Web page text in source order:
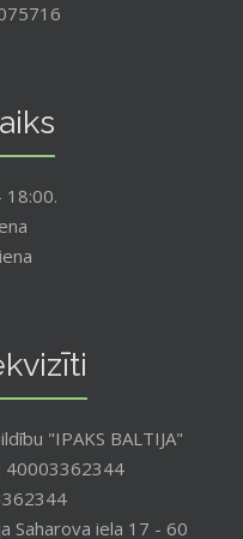
18:00.
"IPAKS BALTIJA"
40003362344
Saharova iela 17 - 60